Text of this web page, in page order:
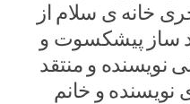
خانه ی سلام از
ساز پیشکسوت و
نویسنده و منتقد
نویسنده و خانم